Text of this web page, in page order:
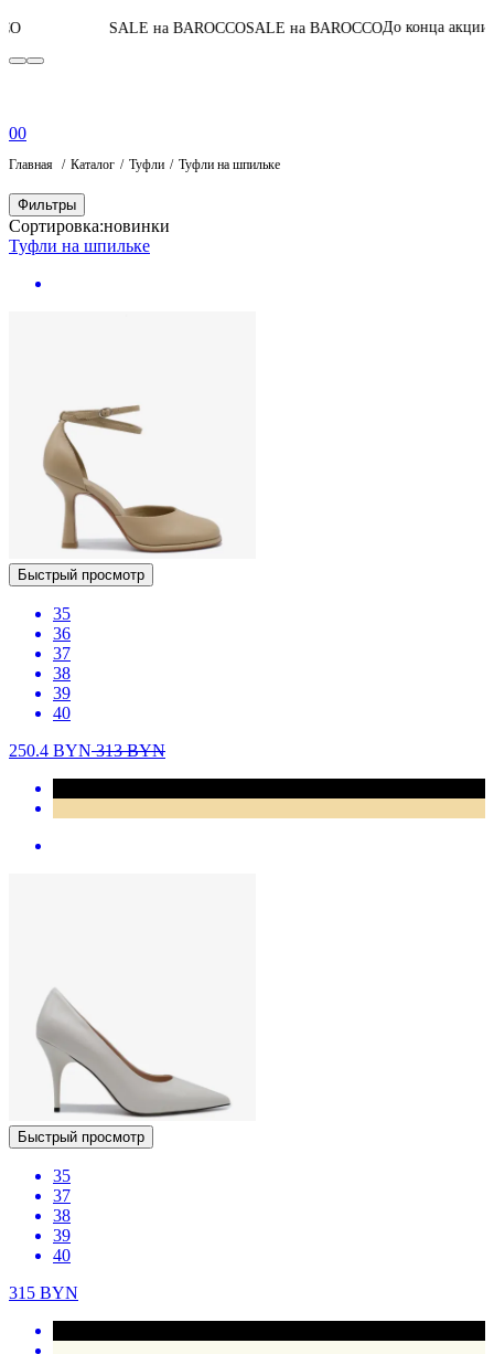
SALE на BAROCCOSALE на BAROCCOДо конца акции06:23:33:52
00
Главная Каталог Туфли Туфли на шпильке
Фильтры
Сортировка:новинки
Туфли на шпильке
Быстрый просмотр
35
36
37
38
39
40
250.4 BYN313BYN
Быстрый просмотр
35
37
38
39
40
315 BYN